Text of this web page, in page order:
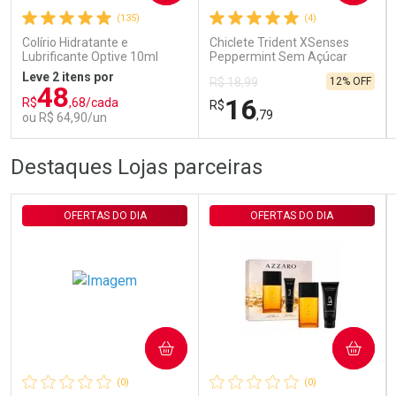
Comprar sem Desconto
Por R$ 29,30/cada
Comprar sem Desconto
Por R$ 29,30/cada
(135)
Colírio Hidratante e
Lubrificante Optive 10ml
Leve 2 itens por
R$48,68/cada
ou R$ 64,90/un
FECHAR
Laboratório
FECHAR
Por Menos
(4)
Chiclete Trident XSenses
Peppermint Sem Açúcar
R$ 18,99
R$16,79
12% OFF
Destaques Lojas parceiras
(0)
OFERTAS DO DIA
COMPRAR
(0)
OFERTAS DO DIA
COMPRAR